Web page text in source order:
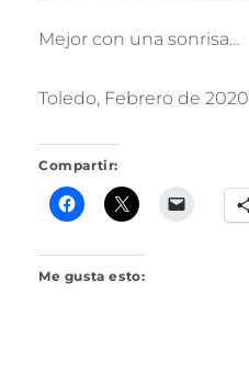
Mejor con una sonrisa…
Toledo, Febrero de 2020
Compartir:
Me gusta esto: